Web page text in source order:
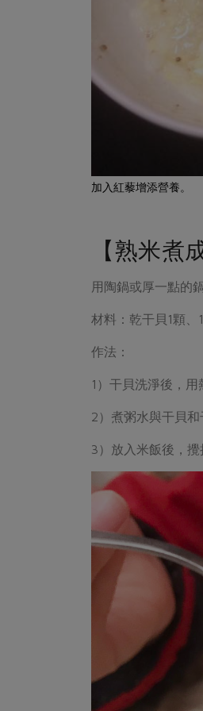
加入紅藜增添營養。
【熟米煮
用陶鍋或厚一點的
材料：乾干貝1顆
作法：
1）干貝洗淨後，
2）煮粥水與干貝
3）放入米飯後，